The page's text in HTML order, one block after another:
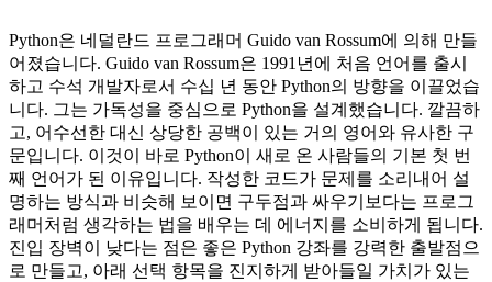
Python은 네덜란드 프로그래머 Guido van Rossum에 의해 만들
어졌습니다. Guido van Rossum은 1991년에 처음 언어를 출시
하고 수석 개발자로서 수십 년 동안 Python의 방향을 이끌었습
니다. 그는 가독성을 중심으로 Python을 설계했습니다. 깔끔하
고, 어수선한 대신 상당한 공백이 있는 거의 영어와 유사한 구
문입니다. 이것이 바로 Python이 새로 온 사람들의 기본 첫 번
째 언어가 된 이유입니다. 작성한 코드가 문제를 소리내어 설
명하는 방식과 비슷해 보이면 구두점과 싸우기보다는 프로그
래머처럼 생각하는 법을 배우는 데 에너지를 소비하게 됩니다.
진입 장벽이 낮다는 점은 좋은 Python 강좌를 강력한 출발점으
로 만들고, 아래 선택 항목을 진지하게 받아들일 가치가 있는